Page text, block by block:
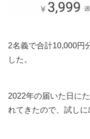
2名義で合計10,000円
した。
2022年の届いた日に
れてきたので、試しに